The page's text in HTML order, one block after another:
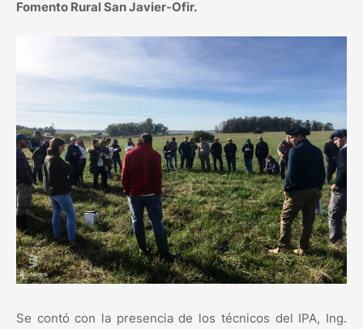
Fomento Rural San Javier-Ofir.
Se contó con la presencia de los técnicos del IPA, Ing.